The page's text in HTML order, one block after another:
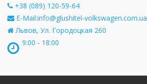
+38 (089) 120-59-64
E-Mail:info@glushitel-volkswagen.com.ua
Львов, Ул. Городоцкая 260
9:00 - 18:00